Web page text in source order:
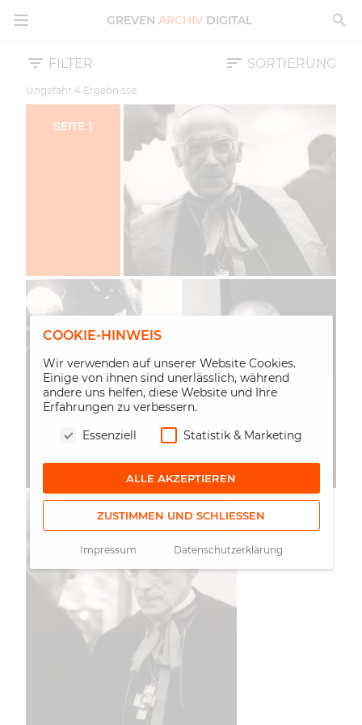
MENÜ ÖFFNEN GREVEN ARCHIVDIGITAL
FILTER SORTIERUNG
Ungefähr 4 Ergebnisse
SEITE1
COOKIE-HINWEIS
Wir verwenden auf unserer Website Cookies.
Einige von ihnen sind unerlässlich, während
andere uns helfen, diese Website und Ihre
Erfahrungen zu verbessern.
Essenziell
Statistik & Marketing
ALLE AKZEPTIEREN
ZUSTIMMEN UND SCHLIESSEN
Impressum Datenschutzerklärung